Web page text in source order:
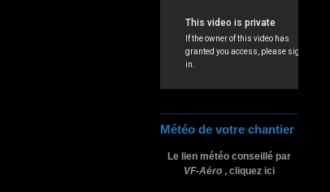
Météo de votre chantier
Le lien météo conseillé par
VF-Aéro , cliquez ici